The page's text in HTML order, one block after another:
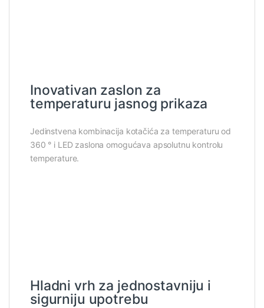
Inovativan zaslon za
temperaturu jasnog prikaza
Jedinstvena kombinacija kotačića za temperaturu od
360 ° i LED zaslona omogućava apsolutnu kontrolu
temperature.
Hladni vrh za jednostavniju i
sigurniju upotrebu